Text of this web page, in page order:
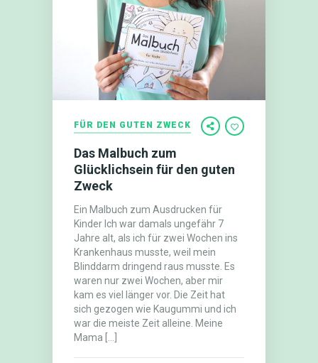
FÜR DEN GUTEN ZWECK
Das Malbuch zum
Glücklichsein für den guten
Zweck
Ein Malbuch zum Ausdrucken für
Kinder Ich war damals unge​fähr 7
Jahre alt, als ich für ​zwei Wochen ins
Krankenhaus musste, weil mein
Blinddarm dringend raus musste. Es
waren nur zwei Wochen, aber mir
kam es viel länger vor. Die Zeit hat
sich gezogen wie Kaugummi und ich
war die meiste Zeit alleine. Meine
Mama […]